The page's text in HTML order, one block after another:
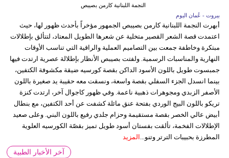
النجمة اللبنانية كارمن بصيبص
بيروت - عُمان اليوم
أبهرت النجمة اللبنانية كارمن بصيبص الجمهور مؤخراً بأحدث ظهور لها، حيث
اعتمدت قصة الشعر القصير متخلية عن شعرها الطويل المعتاد، لتتألق بإطلالات
مبتكرة وخاطفة جمعت بين التصاميم العملية والراقية التي تناسب الأوقات
النهارية والمناسبات الرسمية. ولفتت بصيبص الأنظار بإطلالة عصرية ارتدت فيها
جمبسوت طويل باللون الأسود الداكن بقصة كورسيه ضيقة مكشوفة الكتفين،
بينما انسدل الجزء السفلي بقصة واسعة، ونسقت معه حقيبة يد صغيرة باللون
الأصفر الزبدي ومجوهرات ذهبية ناعمة. وفي ظهور كاجوال آخر، ارتدت كنزة
تريكو باللون البيج الوردي بفتحة عنق مائلة كشفت عن أحد الكتفين، مع بنطال
أبيض عالي الخصر بقصة مستقيمة وحزام جلدي رفيع باللون البني. وعلى صعيد
الإطلالات الفخمة، تألقت بفستان أسود طويل تميز بقصّة الكورسيه العلوية
المطرزة بحبيبات الترتر وتنو...
المزيد
آخر الأخبار الطبية